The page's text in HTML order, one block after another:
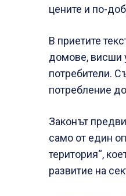
цените и по-
В приетите
домове, висши
потребители.
потребление
Законът
само от един
територия“,
развитие на